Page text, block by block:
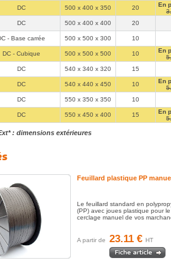
DC 500 x 400 x 350 20
En
DC 500 x 400 x 400 20
- Base carrée 500 x 500 x 300 10
DC - Cubique 500 x 500 x 500 10
En
DC 540 x 340 x 320 15
DC 540 x 440 x 450 10
En
DC 550 x 350 x 350 10
DC 550 x 450 x 400 15
En
: dimensions extérieures
Feuillard plastique PP
Le feuillard standard en
(PP) avec joues plastique pour le
cerclage manuel de vos
A partir de 23.11 € HT